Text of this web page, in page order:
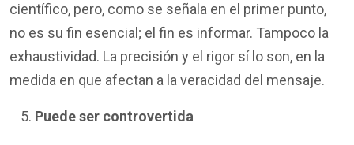
científico, pero, como se señala en el primer punto,
no es su fin esencial; el fin es informar. Tampoco la
exhaustividad. La precisión y el rigor sí lo son, en la
medida en que afectan a la veracidad del mensaje.
Puede ser controvertida